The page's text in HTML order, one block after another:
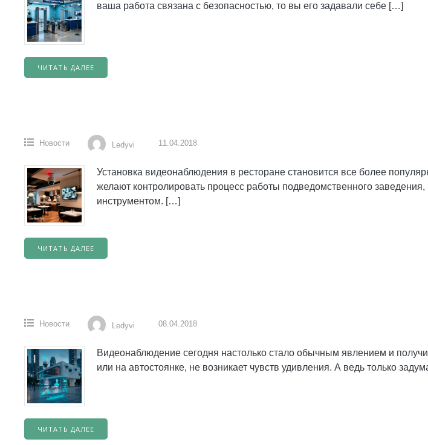
ваша работа связана с безопасностью, то вы его задавали себе […]
ЧИТАТЬ ДАЛЕЕ
Новости Ledyvi 11.04.2018
Установка видеонаблюдения в ресторане становится все более
желают контролировать процесс работы подведомственного
инструментом. […]
ЧИТАТЬ ДАЛЕЕ
Новости Ledyvi 08.04.2018
Видеонаблюдение сегодня настолько стало обычным явлением и
или на автостоянке, не возникает чувств удивления. А ведь только
ЧИТАТЬ ДАЛЕЕ